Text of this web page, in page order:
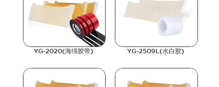
YG-2020(海绵胶带) YG-2509L(水白胶)